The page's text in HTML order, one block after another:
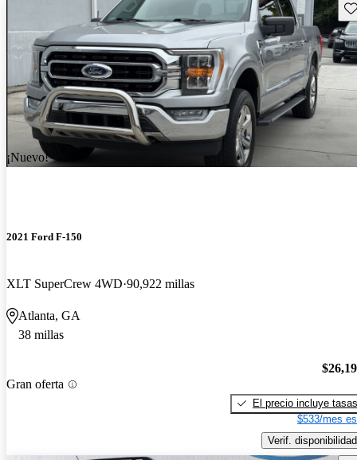
¡Nuevo!
2021 Ford F-150
XLT SuperCrew 4WD 90,922 millas
Atlanta, GA
38 millas
Gran oferta
El precio incluye tasas
$533/mes
Verif. disponibilidad